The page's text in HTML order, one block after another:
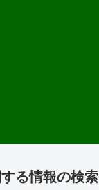
る情報の検索